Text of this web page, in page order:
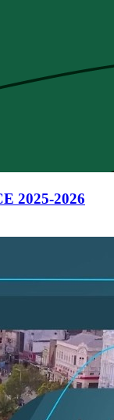
2025-2026